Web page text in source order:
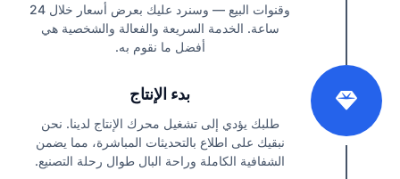
وقنوات البيع — وسنرد عليك بعرض أسعار خلال 24
ساعة. الخدمة السريعة والفعالة والشخصية هي
أفضل ما نقوم به.
بدء الإنتاج
طلبك يؤدي إلى تشغيل محرك الإنتاج لدينا. نحن
نبقيك على اطلاع بالتحديثات المباشرة، مما يضمن
الشفافية الكاملة وراحة البال طوال رحلة التصنيع.